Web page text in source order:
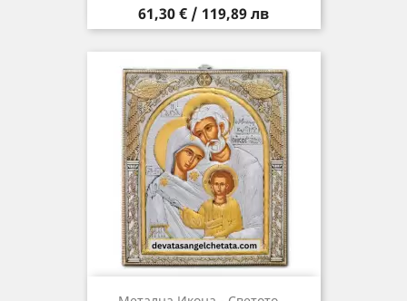
Цена
61,30 € / 119,89 лв